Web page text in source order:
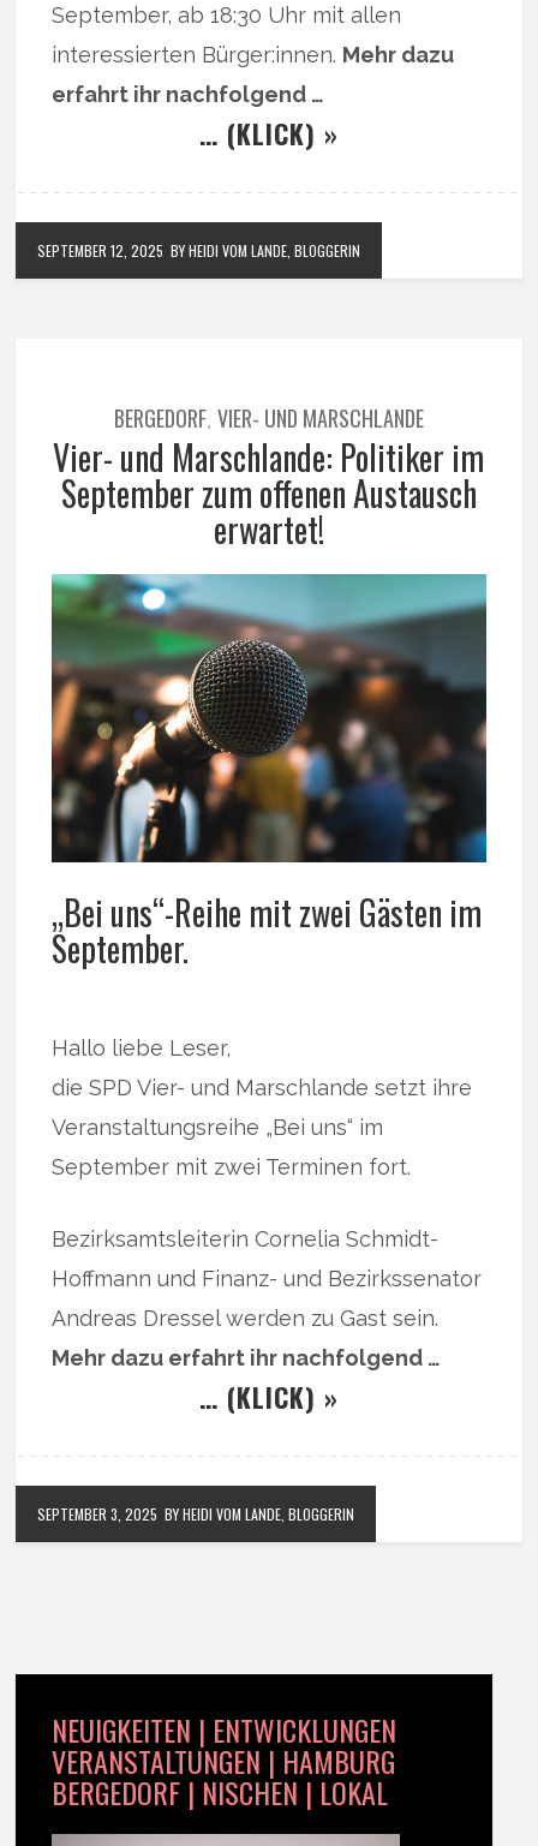
September, ab 18:30 Uhr mit allen
interessierten Bürger:innen. Mehr dazu
erfahrt ihr nachfolgend …
… (KLICK) »
SEPTEMBER 12, 2025 BY HEIDI VOM LANDE, BLOGGERIN
BERGEDORF, VIER- UND MARSCHLANDE
Vier- und Marschlande: Politiker im
September zum offenen Austausch
erwartet!
„Bei uns“-Reihe mit zwei Gästen im
September.
Hallo liebe Leser,
die SPD Vier- und Marschlande setzt ihre
Veranstaltungsreihe „Bei uns“ im
September mit zwei Terminen fort.
Bezirksamtsleiterin Cornelia Schmidt-
Hoffmann und Finanz- und Bezirkssenator
Andreas Dressel werden zu Gast sein.
Mehr dazu erfahrt ihr nachfolgend …
… (KLICK) »
SEPTEMBER 3, 2025 BY HEIDI VOM LANDE, BLOGGERIN
NEUIGKEITEN | ENTWICKLUNGEN
VERANSTALTUNGEN | HAMBURG
BERGEDORF | NISCHEN | LOKAL